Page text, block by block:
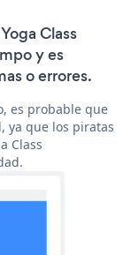
Class
y es
o errores.
es probable que
ya que los piratas
Class